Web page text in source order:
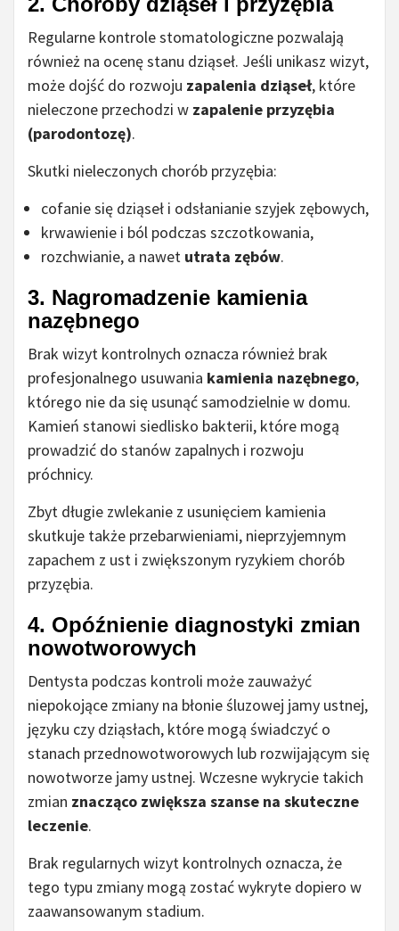
Regularne kontrole stomatologiczne pozwalają
również na ocenę stanu dziąseł. Jeśli unikasz wizyt,
może dojść do rozwoju zapalenia dziąseł, które
nieleczone przechodzi w zapalenie przyzębia
(parodontozę).
Skutki nieleczonych chorób przyzębia:
cofanie się dziąseł i odsłanianie szyjek zębowych,
krwawienie i ból podczas szczotkowania,
rozchwianie, a nawet utrata zębów.
3. Nagromadzenie kamienia
nazębnego
Brak wizyt kontrolnych oznacza również brak
profesjonalnego usuwania kamienia nazębnego,
którego nie da się usunąć samodzielnie w domu.
Kamień stanowi siedlisko bakterii, które mogą
prowadzić do stanów zapalnych i rozwoju
próchnicy.
Zbyt długie zwlekanie z usunięciem kamienia
skutkuje także przebarwieniami, nieprzyjemnym
zapachem z ust i zwiększonym ryzykiem chorób
przyzębia.
4. Opóźnienie diagnostyki zmian
nowotworowych
Dentysta podczas kontroli może zauważyć
niepokojące zmiany na błonie śluzowej jamy ustnej,
języku czy dziąsłach, które mogą świadczyć o
stanach przednowotworowych lub rozwijającym się
nowotworze jamy ustnej. Wczesne wykrycie takich
zmian znacząco zwiększa szanse na skuteczne
leczenie.
Brak regularnych wizyt kontrolnych oznacza, że
tego typu zmiany mogą zostać wykryte dopiero w
zaawansowanym stadium.